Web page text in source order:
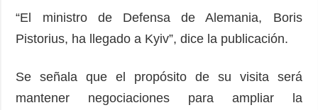
“El ministro de Defensa de Alemania, Boris
Pistorius, ha llegado a Kyiv”, dice la publicación.
Se señala que el propósito de su visita será
mantener negociaciones para ampliar la